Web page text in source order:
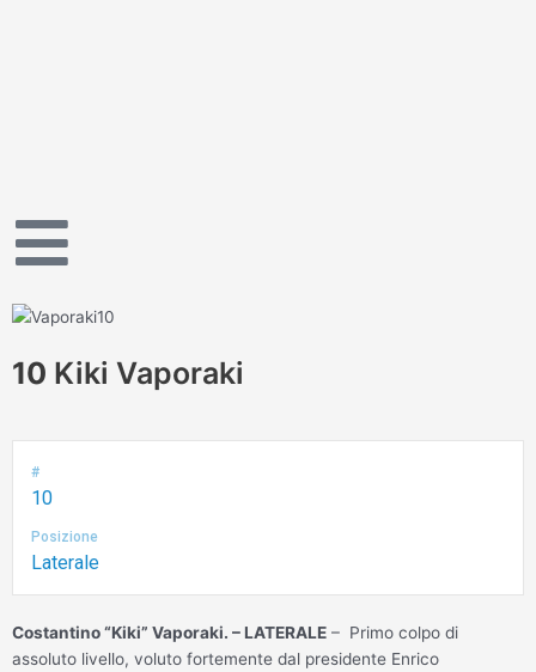
10 Kiki Vaporaki
#
10
Posizione
Laterale
Costantino “Kiki” Vaporaki. – LATERALE – Primo colpo di
assoluto livello, voluto fortemente dal presidente Enrico